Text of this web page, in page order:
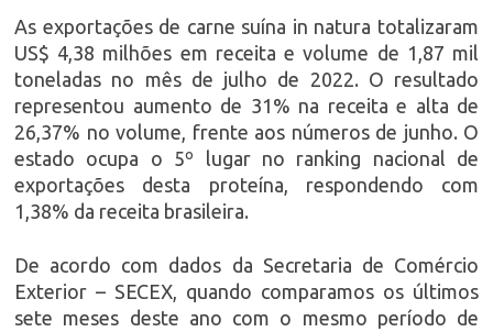
As exportações de carne suína in natura totalizaram
US$ 4,38 milhões em receita e volume de 1,87 mil
toneladas no mês de julho de 2022. O resultado
representou aumento de 31% na receita e alta de
26,37% no volume, frente aos números de junho. O
estado ocupa o 5º lugar no ranking nacional de
exportações desta proteína, respondendo com
1,38% da receita brasileira.
De acordo com dados da Secretaria de Comércio
Exterior – SECEX, quando comparamos os últimos
sete meses deste ano com o mesmo período de